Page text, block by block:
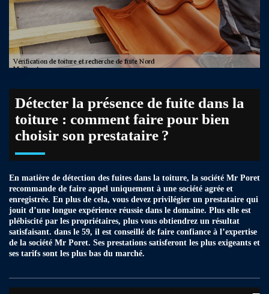
Détecter la présence de fuite dans la
toiture : comment faire pour bien
choisir son prestataire ?
En matière de détection des fuites dans la toiture, la société Mr Poret
recommande de faire appel uniquement à une société agrée et
enregistrée. En plus de cela, vous devez privilégier un prestataire qui
jouit d’une longue expérience réussie dans le domaine. Plus elle est
plébiscité par les propriétaires, plus vous obtiendrez un résultat
satisfaisant. dans le 59, il est conseillé de faire confiance à l’expertise
de la société Mr Poret. Ses prestations satisferont les plus exigeants et
ses tarifs sont les plus bas du marché.